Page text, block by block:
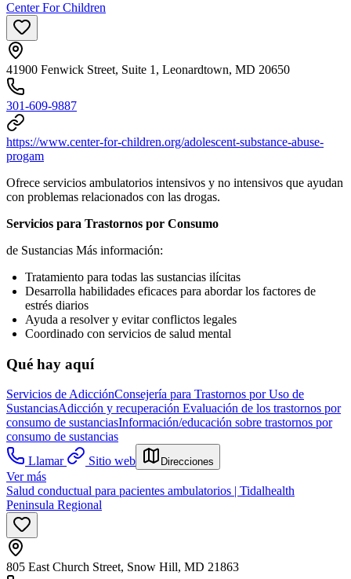
Center For Children
41900 Fenwick Street, Suite 1, Leonardtown, MD 20650
301-609-9887
https://www.center-for-children.org/adolescent-substance-abuse-
progam
Ofrece servicios ambulatorios intensivos y no intensivos que ayudan
con problemas relacionados con las drogas.
Servicios para Trastornos por Consumo
de Sustancias Más información:
Tratamiento para todas las sustancias ilícitas
Desarrolla habilidades eficaces para abordar los factores de
estrés diarios
Ayuda a resolver y evitar conflictos legales
Coordinado con servicios de salud mental
Qué hay aquí
Servicios de AdicciónConsejería para Trastornos por Uso de
SustanciasAdicción y recuperación Evaluación de los trastornos por
consumo de sustanciasInformación/educación sobre trastornos por
consumo de sustancias
Llamar
Sitio web Direcciones
Ver más
Salud conductual para pacientes ambulatorios | Tidalhealth
Peninsula Regional
805 East Church Street, Snow Hill, MD 21863